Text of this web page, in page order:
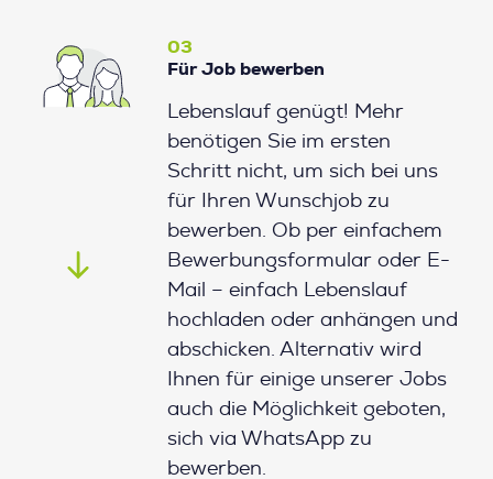
03
Für Job bewerben
Lebenslauf genügt! Mehr
benötigen Sie im ersten
Schritt nicht, um sich bei uns
für Ihren Wunschjob zu
bewerben. Ob per einfachem
Bewerbungsformular oder E-
Mail – einfach Lebenslauf
hochladen oder anhängen und
abschicken. Alternativ wird
Ihnen für einige unserer Jobs
auch die Möglichkeit geboten,
sich via WhatsApp zu
bewerben.